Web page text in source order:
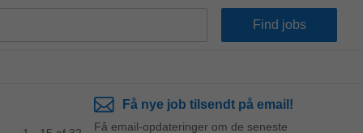
Få nye job tilsendt på email!
Få email-opdateringer om de seneste